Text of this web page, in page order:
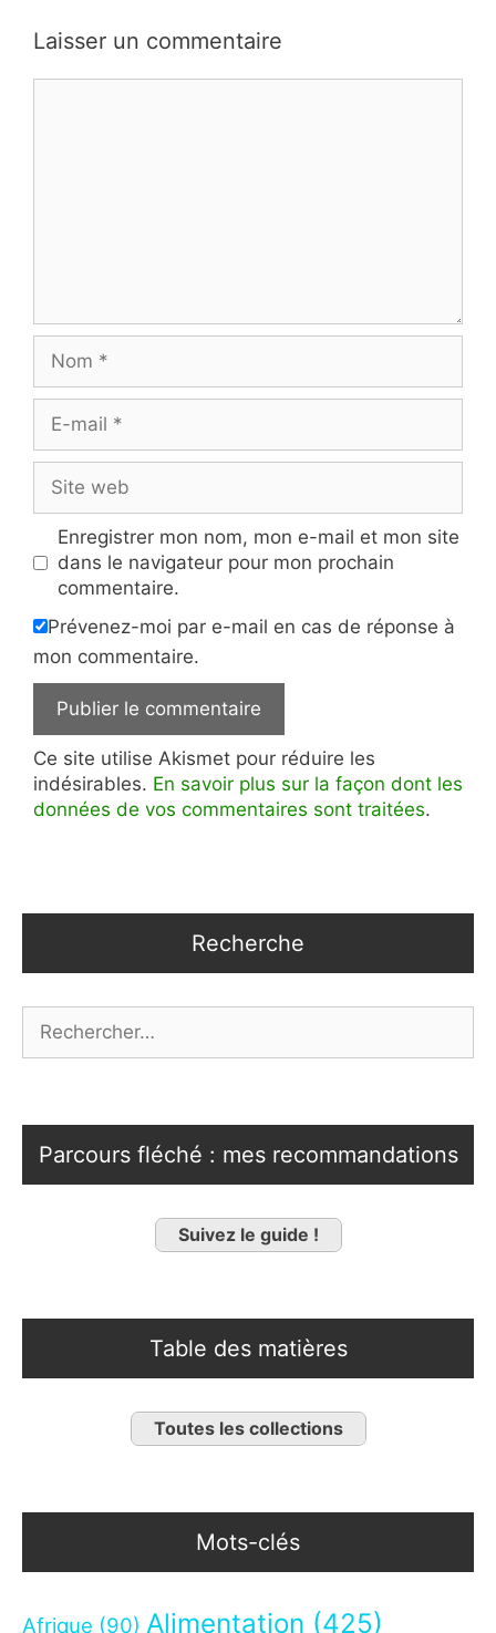
Laisser un commentaire
mail
web
Enregistrer mon nom, mon e-mail et mon site
dans le navigateur pour mon prochain
commentaire.
Prévenez-moi par e-mail en cas de réponse à
mon commentaire.
Ce site utilise Akismet pour réduire les
indésirables. En savoir plus sur la façon dont les
données de vos commentaires sont traitées.
Recherche
Parcours fléché : mes recommandations
Suivez le guide !
Table des matières
Toutes les collections
Mots-clés
Afrique (90) Alimentation (425)